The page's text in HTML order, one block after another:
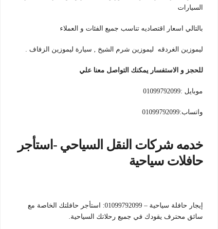
السيارات
بالتالي اسعار اقتصاديه تناسب جميع الفئات و العملاء
ليموزين الغردقه ليموزين شرم الشيخ , سيارة ليموزين الزفاف .
للحجز و الاستفسار يمكنك التواصل معنا علي
موبايل :01099792099
واتساب:01099792099
خدمه شركات النقل السياحي -استأجر
حافلات سياحية
إيجار حافلة سياحية – 01099792099: استأجر حافلتك الخاصة مع
سائق محترف يقودك في جميع رحلاتك السياحية.